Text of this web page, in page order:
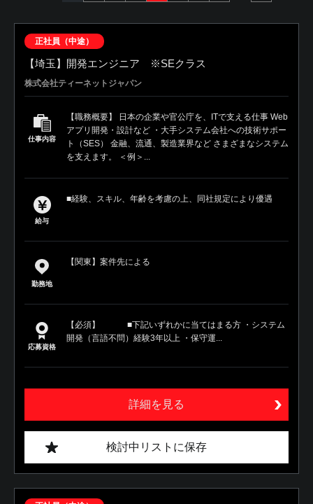
正社員（中途）
【埼玉】開発エンジニア ※SEクラス
株式会社ティーネットジャパン
仕事内容
【職務概要】 日本の企業や官公庁を、ITで支える仕事 Web
アプリ開発・設計など ・大手システム会社への技術サポー
ト（SES） 金融、流通、製造業界など さまざまなシステム
を支えます。 ＜例＞...
給与
■経験、スキル、年齢を考慮の上、同社規定により優遇
勤務地
【関東】案件先による
応募資格
【必須】 ■下記いずれかに当てはまる方 ・システム
開発（言語不問）経験3年以上 ・保守運...
詳細を見る
検討中リストに保存